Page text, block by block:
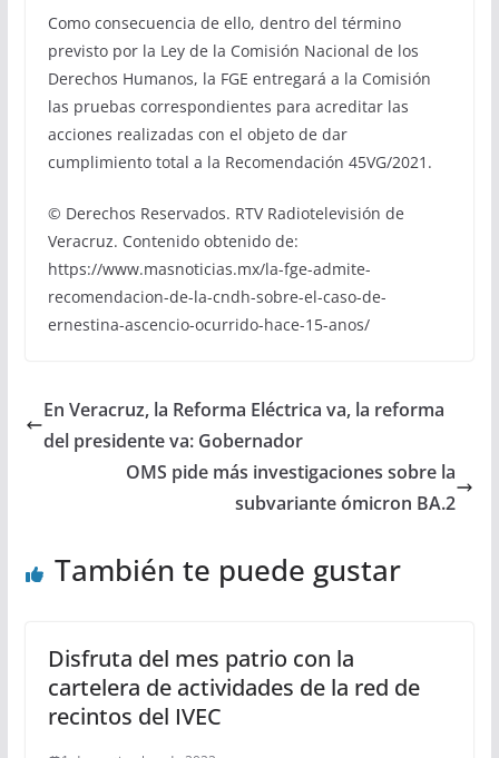
Como consecuencia de ello, dentro del término
previsto por la Ley de la Comisión Nacional de los
Derechos Humanos, la FGE entregará a la Comisión
las pruebas correspondientes para acreditar las
acciones realizadas con el objeto de dar
cumplimiento total a la Recomendación 45VG/2021.
© Derechos Reservados. RTV Radiotelevisión de
Veracruz. Contenido obtenido de:
https://www.masnoticias.mx/la-fge-admite-
recomendacion-de-la-cndh-sobre-el-caso-de-
ernestina-ascencio-ocurrido-hace-15-anos/
En Veracruz, la Reforma Eléctrica va, la reforma
del presidente va: Gobernador
OMS pide más investigaciones sobre la
subvariante ómicron BA.2
También te puede gustar
Disfruta del mes patrio con la
cartelera de actividades de la red de
recintos del IVEC